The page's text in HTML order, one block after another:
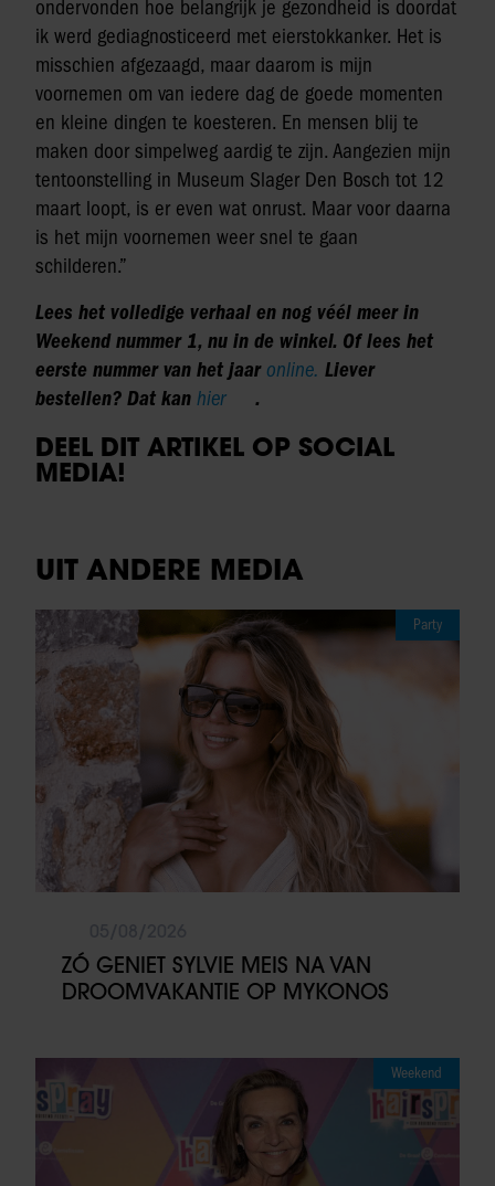
ondervonden hoe belangrijk je gezondheid is doordat
ik werd gediagnosticeerd met eierstokkanker. Het is
misschien afgezaagd, maar daarom is mijn
voornemen om van iedere dag de goede momenten
en kleine dingen te koesteren. En mensen blij te
maken door simpelweg aardig te zijn. Aangezien mijn
tentoonstelling in Museum Slager Den Bosch tot 12
maart loopt, is er even wat onrust. Maar voor daarna
is het mijn voornemen weer snel te gaan
schilderen.”
Lees het volledige verhaal en nog véél meer in
Weekend nummer 1, nu in de winkel. Of lees het
eerste nummer van het jaaronline. Liever
bestellen? Dat kan hier .
DEEL DIT ARTIKEL OP SOCIAL
MEDIA!
UIT ANDERE MEDIA
Party
ZÓ GENIET SYLVIE MEIS NA VAN
DROOMVAKANTIE OP MYKONOS
Weekend